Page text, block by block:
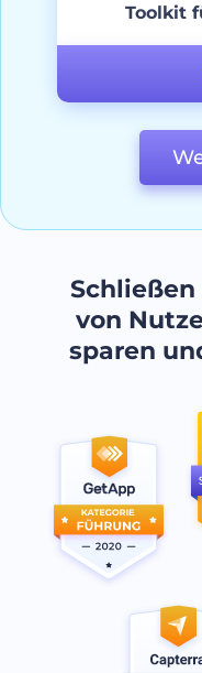
Toolkit
von
sparen